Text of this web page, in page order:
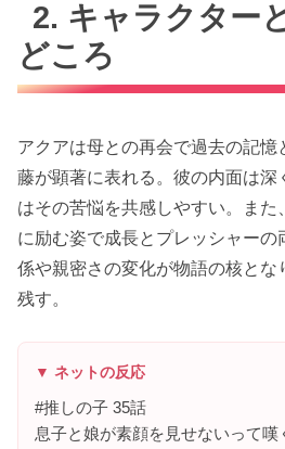
2. キャラクター
どころ
アクアは母との再会で過去の記
藤が顕著に表れる。彼の内面は深
はその苦悩を共感しやすい。また
に励む姿で成長とプレッシャーの
係や親密さの変化が物語の核とな
残す。
▼ ネットの反応
#推しの子 35話
息子と娘が素顔を見せないって嘆